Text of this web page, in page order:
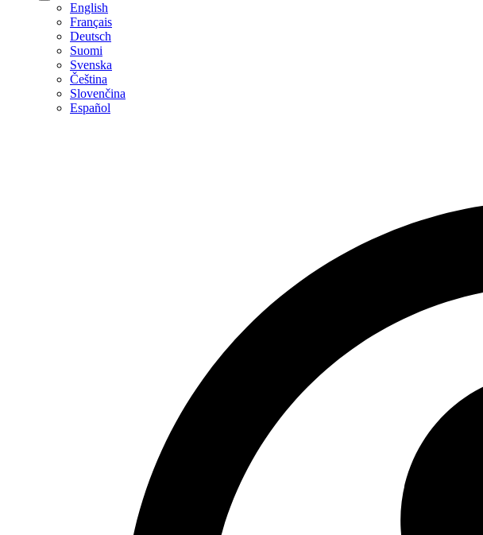
English
Français
Deutsch
Suomi
Svenska
Čeština
Slovenčina
Español